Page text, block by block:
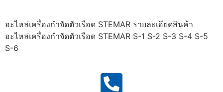
อะไหล่เครื่องกำจัดตัวเรือด STEMAR รายละเอียดสินค้า
อะไหล่เครื่องกำจัดตัวเรือด STEMAR S-1 S-2 S-3 S-4 S-5
S-6